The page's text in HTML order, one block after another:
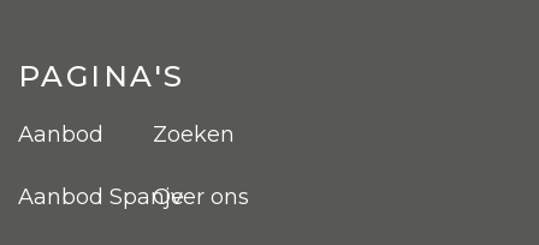
PAGINA'S
Aanbod
Aanbod Spanje
Zoeken
Over ons